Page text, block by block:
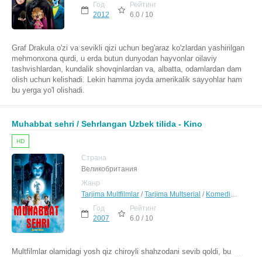
Год
2012
Рейтинг
6.0 / 10
Graf Drakula o'zi va sevikli qizi uchun beg'araz ko'zlardan yashirilgan
mehmonxona qurdi, u erda butun dunyodan hayvonlar oilaviy
tashvishlardan, kundalik shovqinlardan va, albatta, odamlardan dam
olish uchun kelishadi. Lekin hamma joyda amerikalik sayyohlar ham
bu yerga yo'l olishadi.
Muhabbat sehri / Sehrlangan Uzbek tilida - Kino
HD
Страна
Великобритания
Жанр
Tarjima Multfilmlar /Tarjima Multserial / Komediya
Год
2007
Рейтинг
6.0 / 10
Multfilmlar olamidagi yosh qiz chiroyli shahzodani sevib qoldi, bu